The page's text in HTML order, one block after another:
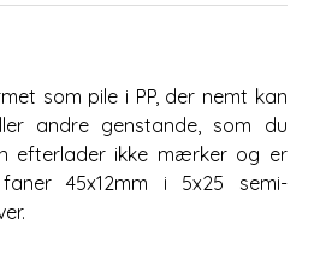
som pile i PP, der nemt kan
andre genstande, som du
efterlader ikke mærker og er
45x12mm i 5x25 semi-